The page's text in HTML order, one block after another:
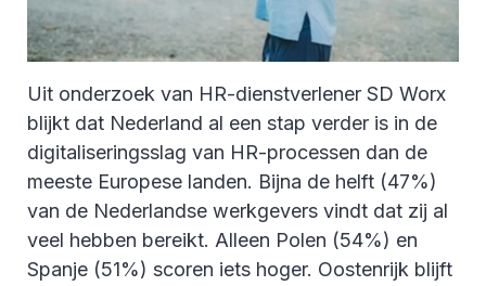
Uit onderzoek van HR-dienstverlener SD Worx
blijkt dat Nederland al een stap verder is in de
digitaliseringsslag van HR-processen dan de
meeste Europese landen. Bijna de helft (47%)
van de Nederlandse werkgevers vindt dat zij al
veel hebben bereikt. Alleen Polen (54%) en
Spanje (51%) scoren iets hoger. Oostenrijk blijft